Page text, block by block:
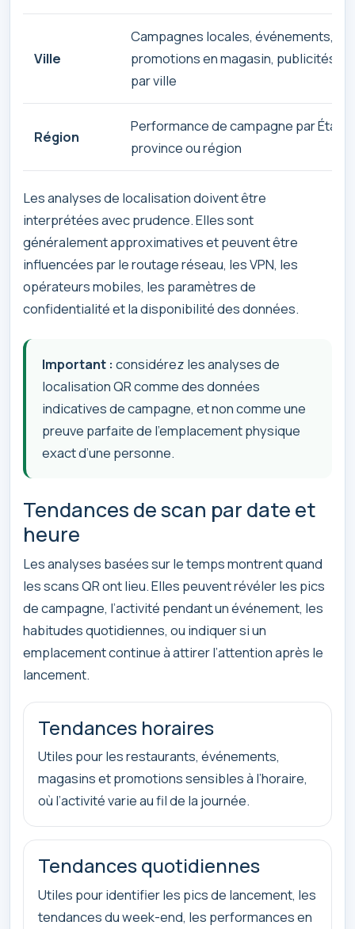
Ville
Campagnes locales, événements,
promotions en magasin, publicités
par ville
Région
Performance de campagne par État,
province ou région
Les analyses de localisation doivent être
interprétées avec prudence. Elles sont
généralement approximatives et peuvent être
influencées par le routage réseau, les VPN, les
opérateurs mobiles, les paramètres de
confidentialité et la disponibilité des données.
Important : considérez les analyses de
localisation QR comme des données
indicatives de campagne, et non comme une
preuve parfaite de l’emplacement physique
exact d’une personne.
Tendances de scan par date et
heure
Les analyses basées sur le temps montrent quand
les scans QR ont lieu. Elles peuvent révéler les pics
de campagne, l’activité pendant un événement, les
habitudes quotidiennes, ou indiquer si un
emplacement continue à attirer l’attention après le
lancement.
Tendances horaires
Utiles pour les restaurants, événements,
magasins et promotions sensibles à l’horaire,
où l’activité varie au fil de la journée.
Tendances quotidiennes
Utiles pour identifier les pics de lancement, les
tendances du week-end, les performances en